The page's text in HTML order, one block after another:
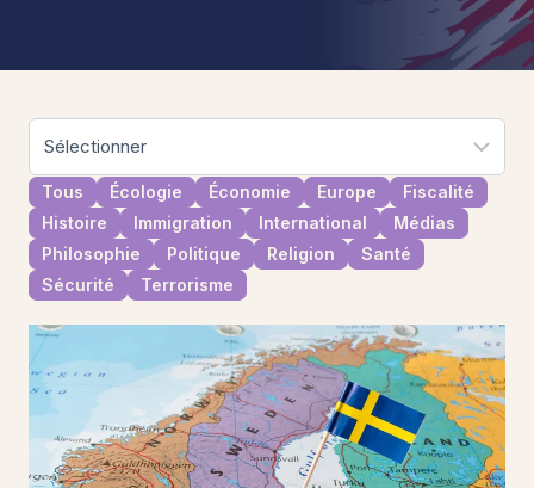
Tous Écologie Économie Europe
Fiscalité
Histoire
Immigration International
Médias
Philosophie
Politique Religion
Santé
Sécurité
Terrorisme